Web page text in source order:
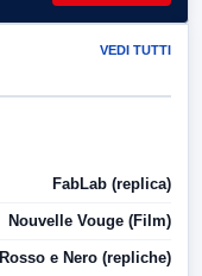
VEDI TUTTI
FabLab (replica)
Nouvelle Vouge (Film)
Rosso e Nero (repliche)